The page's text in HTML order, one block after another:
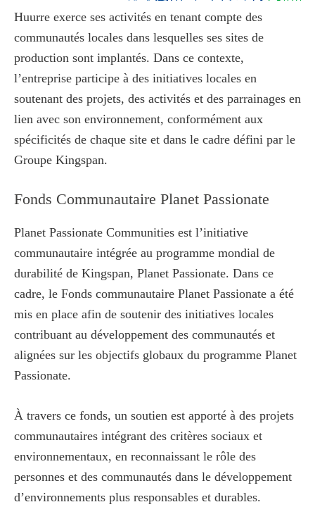
Huurre exerce ses activités en tenant compte des
communautés locales dans lesquelles ses sites de
production sont implantés. Dans ce contexte,
l’entreprise participe à des initiatives locales en
soutenant des projets, des activités et des parrainages en
lien avec son environnement, conformément aux
spécificités de chaque site et dans le cadre défini par le
Groupe Kingspan.
Fonds Communautaire Planet Passionate
Planet Passionate Communities est l’initiative
communautaire intégrée au programme mondial de
durabilité de Kingspan, Planet Passionate. Dans ce
cadre, le Fonds communautaire Planet Passionate a été
mis en place afin de soutenir des initiatives locales
contribuant au développement des communautés et
alignées sur les objectifs globaux du programme Planet
Passionate.
À travers ce fonds, un soutien est apporté à des projets
communautaires intégrant des critères sociaux et
environnementaux, en reconnaissant le rôle des
personnes et des communautés dans le développement
d’environnements plus responsables et durables.